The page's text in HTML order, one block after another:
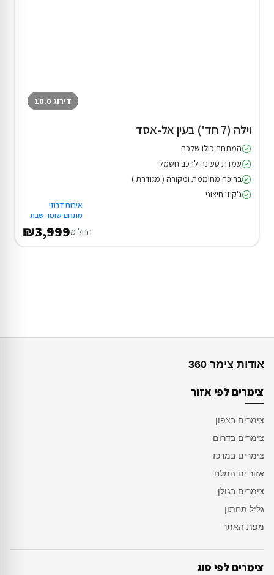
דירוג 10.0
וילה (7 חד') בעין אל-אסד
המתחם כולו שלכם
עמדת טעינה לרכב חשמלי
בריכה מחוממת ומקורה ( מגודרת )
ג'קוזי חיצוני
אירוח דרוזי
מתחם שומר שבת
החל מ₪3,999
אודות צימר 360
צימרים לפי אזור
צימרים בצפון
צימרים בדרום
צימרים במרכז
אזור ים המלח
צימרים בגולן
גליל תחתון
מפת האתר
צימרים לפי סוג